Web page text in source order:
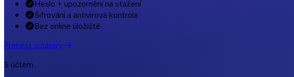
Heslo + upozornění na stažení
Šifrování a antivirová kontrola
Bez online úložiště
Přenést soubory
S účtem